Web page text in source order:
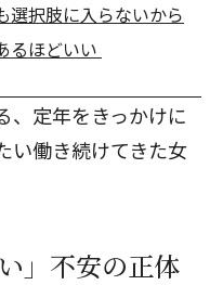
選択肢に入らないから
るほどいい
定年をきっかけに
い働き続けてきた女
」不安の正体